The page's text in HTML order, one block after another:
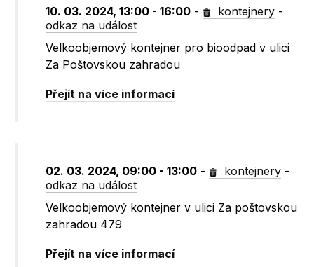
10. 03. 2024, 13:00 - 16:00 - kontejnery -
odkaz na událost
Velkoobjemový kontejner pro bioodpad v ulici
Za Poštovskou zahradou
Přejít na více informací
02. 03. 2024, 09:00 - 13:00 - kontejnery -
odkaz na událost
Velkoobjemový kontejner v ulici Za poštovskou
zahradou 479
Přejít na více informací